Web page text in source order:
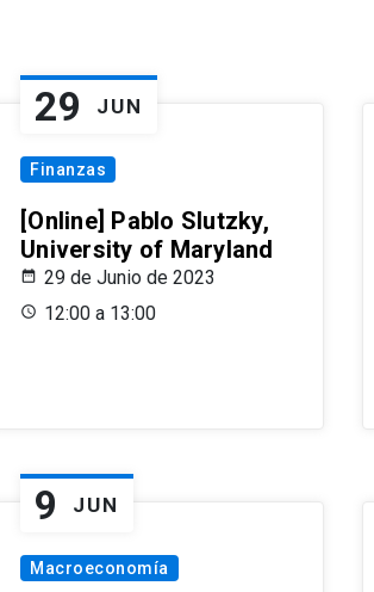
29 JUN
Finanzas
[Online] Pablo Slutzky,
University of Maryland
29 de Junio de 2023
12:00 a 13:00
9 JUN
Macroeconomía